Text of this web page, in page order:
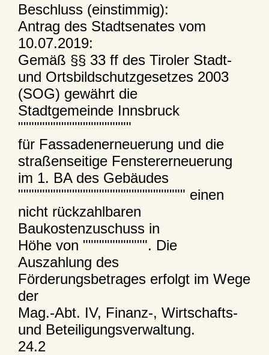
Beschluss (einstimmig):
Antrag des Stadtsenates vom
10.07.2019:
Gemäß §§ 33 ff des Tiroler Stadt-
und Ortsbildschutzgesetzes 2003
(SOG) gewährt die
Stadtgemeinde Innsbruck
"""""""""""""""""""""
für Fassadenerneuerung und die
straßenseitige Fenstererneuerung
im 1. BA des Gebäudes
""""""""""""""""""""""""""""""" einen
nicht rückzahlbaren
Baukostenzuschuss in
Höhe von """""""""""". Die
Auszahlung des
Förderungsbetrages erfolgt im Wege
der
Mag.-Abt. IV, Finanz-, Wirtschafts-
und Beteiligungsverwaltung.
24.2